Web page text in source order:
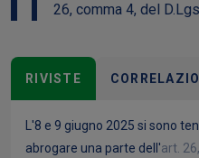
26, comma 4, del
RIVISTE
L'8 e 9 giugno 2025 si sono
abrogare una parte dell'art.